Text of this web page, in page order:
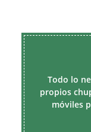
Todo lo
propios
móviles